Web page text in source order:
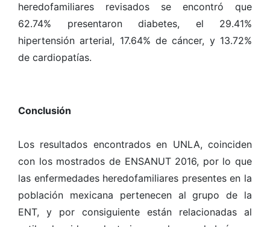
heredofamiliares revisados se encontró que
62.74% presentaron diabetes, el 29.41%
hipertensión arterial, 17.64% de cáncer, y 13.72%
de cardiopatías.
Conclusión
Los resultados encontrados en UNLA, coinciden
con los mostrados de ENSANUT 2016, por lo que
las enfermedades heredofamiliares presentes en la
población mexicana pertenecen al grupo de la
ENT, y por consiguiente están relacionadas al